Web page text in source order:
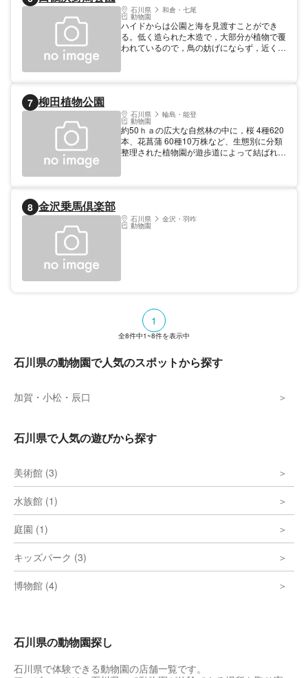
石川県 和倉・七尾
動物園
ハイドからは公園と海を見渡すことができ
る。低く造られた木造で，大部分が植物で覆
われているので，鳥の妨げにならず，近くか
7 柳田植物公園
石川県 輪島・能登
動物園
約50ｈａの広大な自然林の中に，桜 4種620
本、花菖蒲 60種10万株など、生態別に分類
整理された植物園が遊歩道によって結ばれて
8 金沢乗馬倶楽部
石川県 金沢・羽咋
動物園
1
全8件中1~8件を表示中
石川県の動物園で人気のスポットから探す
加賀・小松・辰口
石川県で人気の遊びから探す
美術館 (3)
水族館 (1)
庭園 (1)
キッズパーク (3)
博物館 (4)
石川県の動物園探し
石川県で体験できる動物園の店舗一覧です。